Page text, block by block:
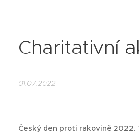
Charitativní
01.07.2022
Český den proti rakovině